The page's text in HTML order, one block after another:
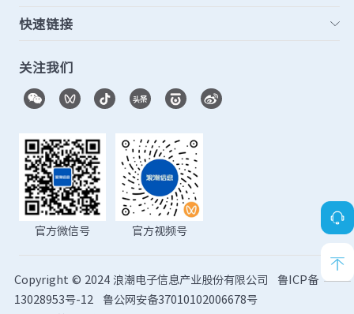
快速链接
关注我们
官方微信号 官方视频号
Copyright © 2024 浪潮电子信息产业股份有限公司 鲁ICP备
13028953号-12 鲁公网安备37010102006678号